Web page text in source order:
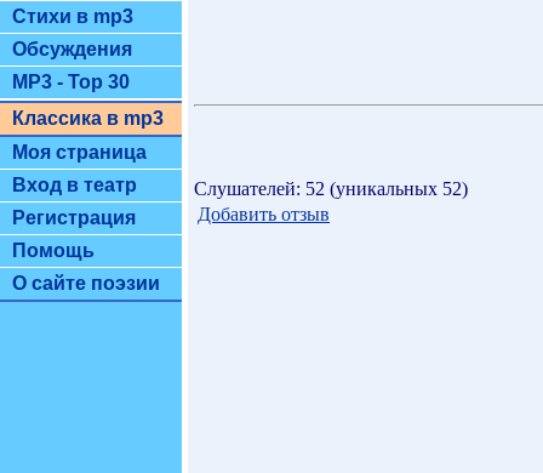
Стихи в mp3
Обсуждения
MP3 - Top 30
Классика в mp3
Моя страница
Вход в театр
Регистрация
Помощь
О сайте поэзии
Слушателей: 52 (уникальных 52)
Добавить отзыв